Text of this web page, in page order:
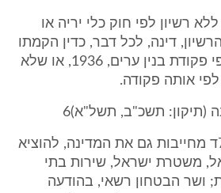
רשיון לפי חוק כלי יריה או
דינה, לכל דבר, כדין הקמתו
בלי הרשיון הדרוש לפי פקודת בנין ערים, 1936, או שלא
אותה פקודה.
הוראות הסעיפים 7-7ד מחייבות גם את המדינה, להוציא
משטרת ישראל, שירות בתי
ושר הבטחון רשאי, בהודעה